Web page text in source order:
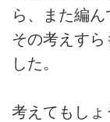
ら、また編
その考えすら
した。
考えてもし